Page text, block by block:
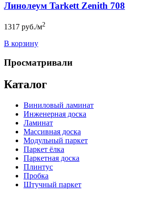
Линолеум Tarkett Zenith 708
1317 руб./м2
В корзину
Просматривали
Каталог
Виниловый ламинат
Инженерная доска
Ламинат
Массивная доска
Модульный паркет
Паркет ёлка
Паркетная доска
Плинтус
Пробка
Штучный паркет